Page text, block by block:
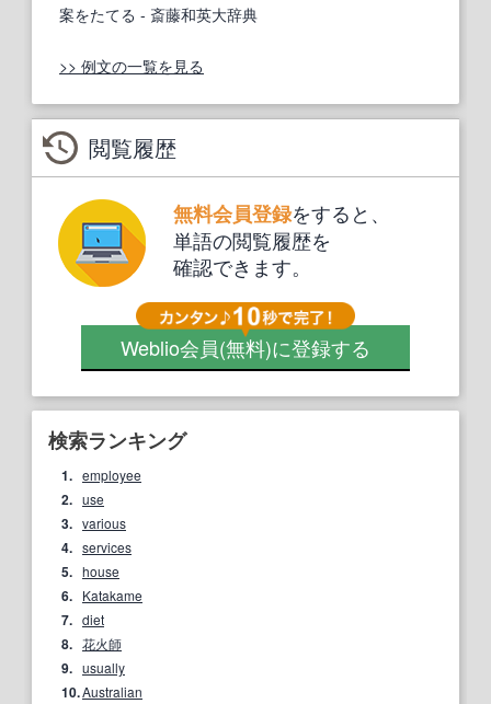
案をたてる - 斎藤和英大辞典
>> 例文の一覧を見る
閲覧履歴
無料会員登録をすると、
単語の閲覧履歴を
確認できます。
Weblio会員(無料)に登録する
検索ランキング
1. employee
2. use
3. various
4. services
5. house
6. Katakame
7. diet
8. 花火師
9. usually
10.Australian